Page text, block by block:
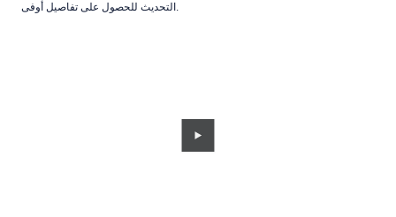
التحديث للحصول على تفاصيل أوفى.